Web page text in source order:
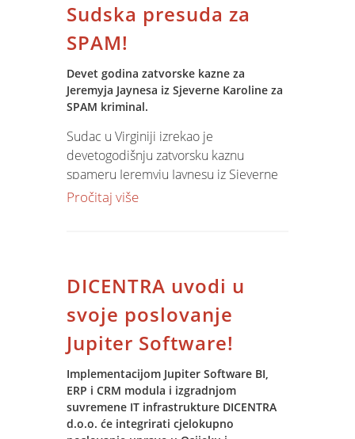
Projekt uvođenja Jupiter Software
obuhvaća impmlementaciju BI, ERP i
CRM modula, modula za podršku
distribuirane servisne mreže, obuku
djelatnika, prijenos podataka iz
postojećih aplikacija i dogradnju
specifičnim granula.
Sudska presuda za
SPAM!
Devet godina zatvorske kazne za
Jeremyja Jaynesa iz Sjeverne Karoline za
SPAM kriminal.
Sudac u Virginiji izrekao je
devetogodišnju zatvorsku kaznu
spameru Jeremyju Jaynesu iz Sjeverne
Karoline, čime je donešena prva
oslobođen optužbi) slao po deset
milijuna e-mail poruka dnevno koristeći
16 širokopojasnih linija, zarađujući
između 400.000 i 700.000 dolara na
50.000 dolara. Izdržavanje kazne je,
međutim, privremeno odgođeno zbog
mogućnosti na žalbu, jer je zakon na
Pročitaj više
DICENTRA uvodi u
svoje poslovanje
Jupiter Software!
Implementacijom Jupiter Software BI,
ERP i CRM modula i izgradnjom
suvremene IT infrastrukture DICENTRA
d.o.o. će integrirati cjelokupno